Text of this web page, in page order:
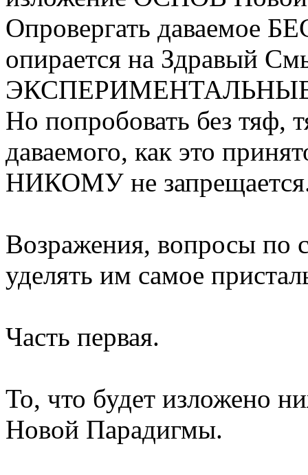
Опровергать даваемое
опирается на Здравый
Но попробовать без тяф,
даваемого, как это
НИКОМУ не
Возражения, вопросы по
уделять им самое
Часть первая.
То, что будет изложено
Новой Парадигмы.